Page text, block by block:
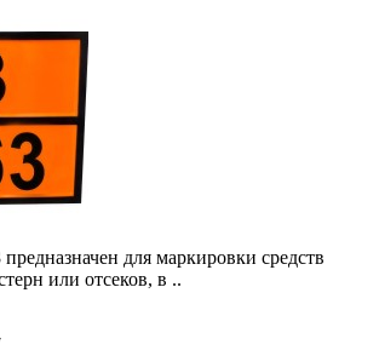
для маркировки средств
или отсеков, в ..